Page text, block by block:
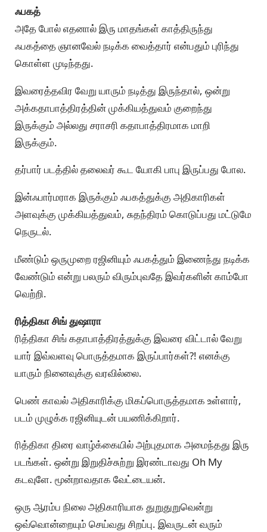
ஃபகத்
அதே போல் எதனால் இரு மாதங்கள் காத்திருந்து
ஃபகத்தை ஞானவேல் நடிக்க வைத்தார் என்பதும் புரிந்து
கொள்ள முடிந்தது.
இவரைத்தவிர வேறு யாரும் நடித்து இருந்தால், ஒன்று
அக்கதாபாத்திரத்தின் முக்கியத்துவம் குறைந்து
இருக்கும் அல்லது சராசரி கதாபாத்திரமாக மாறி
இருக்கும்.
தர்பார் படத்தில் தலைவர் கூட யோகி பாபு இருப்பது போல.
இன்ஃபார்மராக இருக்கும் ஃபகத்துக்கு அதிகாரிகள்
அளவுக்கு முக்கியத்துவம், சுதந்திரம் கொடுப்பது மட்டுமே
நெருடல்.
மீண்டும் ஒருமுறை ரஜினியும் ஃபகத்தும் இணைந்து நடிக்க
வேண்டும் என்று பலரும் விரும்புவதே இவர்களின் காம்போ
வெற்றி.
ரித்திகா சிங் துஷாரா
ரித்திகா சிங் கதாபாத்திரத்துக்கு இவரை விட்டால் வேறு
யார் இவ்வளவு பொருத்தமாக இருப்பார்கள்?! எனக்கு
யாரும் நினைவுக்கு வரவில்லை.
பெண் காவல் அதிகாரிக்கு மிகப்பொருத்தமாக உள்ளார்,
படம் முழுக்க ரஜினியுடன் பயணிக்கிறார்.
ரித்திகா திரை வாழ்க்கையில் அற்புதமாக அமைந்தது இரு
படங்கள். ஒன்று இறுதிச்சுற்று இரண்டாவது Oh My
கடவுளே. மூன்றாவதாக வேட்டையன்.
ஒரு ஆரம்ப நிலை அதிகாரியாக துறுதுறுவென்று
ஒவ்வொன்றையும் செய்வது சிறப்பு. இவருடன் வரும்